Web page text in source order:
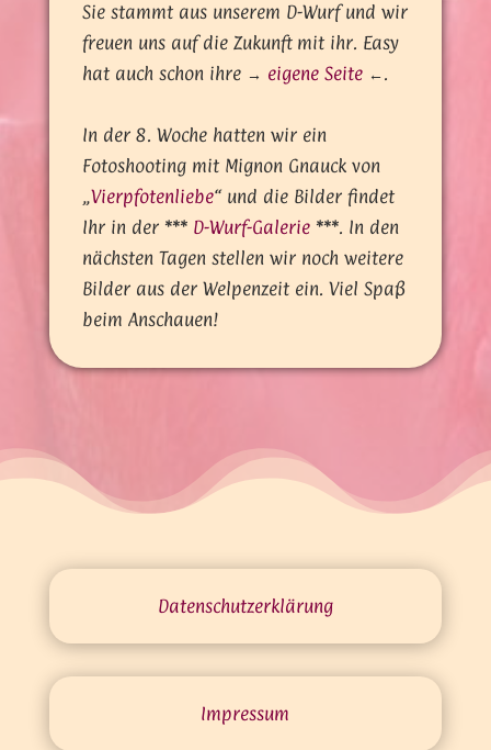
Sie stammt aus unserem D-Wurf und wir
freuen uns auf die Zukunft mit ihr. Easy
hat auch schon ihre → eigene Seite←.
In der 8. Woche hatten wir ein
Fotoshooting mit Mignon Gnauck von
„Vierpfotenliebe“ und die Bilder findet
Ihr in der *** D-Wurf-Galerie***. In den
nächsten Tagen stellen wir noch weitere
Bilder aus der Welpenzeit ein. Viel Spaß
beim Anschauen!
Datenschutz­erklärung
Impressum